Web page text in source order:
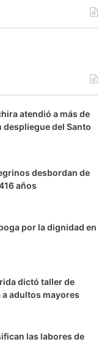
atendió a más de
despliegue del Santo
desbordan de
años
por la dignidad en
dictó taller de
adultos mayores
las labores de